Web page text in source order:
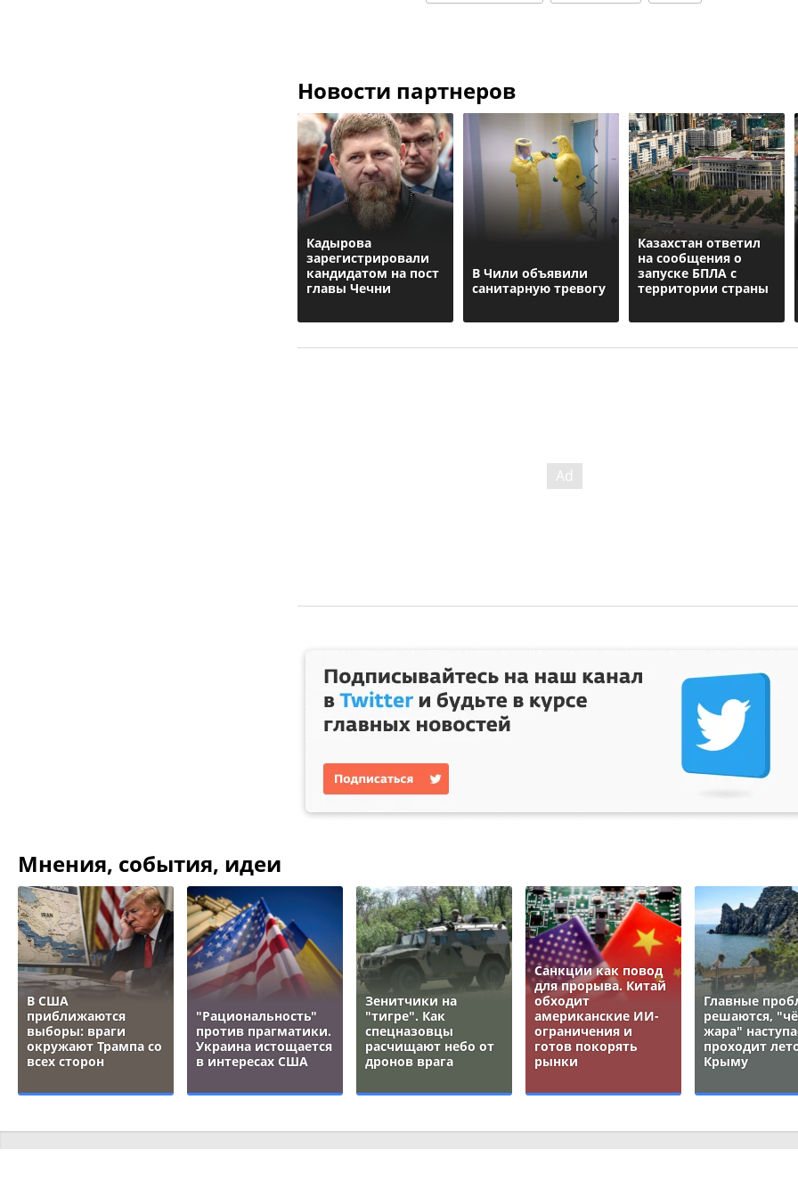
Новости партнеров
Кадырова
зарегистрировали
кандидатом на пост
главы Чечни
В Чили объявили
санитарную тревогу
Казахстан ответил
на сообщения о
запуске БПЛА с
территории страны
Мнения, события, идеи
В США
приближаются
выборы: враги
окружают Трампа со
всех сторон
"Рациональность"
против прагматики.
Украина истощается
в интересах США
Зенитчики на
"тигре". Как
спецназовцы
расчищают небо от
дронов врага
Санкции как повод
для прорыва. Китай
обходит
американские ИИ-
ограничения и
готов покорять
рынки
Главные
решаются,
жара"
проходит
Крыму